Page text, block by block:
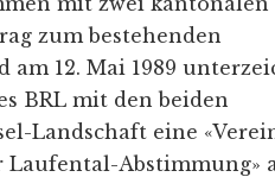
zum bestehenden
12. Mai 1989
BRL mit den beiden
Landschaft eine
Abstimmung»